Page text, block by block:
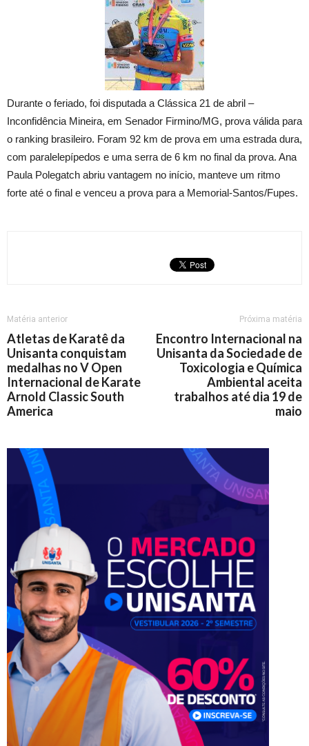
Durante o feriado, foi disputada a Clássica 21 de abril –
Inconfidência Mineira, em Senador Firmino/MG, prova válida para
o ranking brasileiro. Foram 92 km de prova em uma estrada dura,
com paralelepípedos e uma serra de 6 km no final da prova. Ana
Paula Polegatch abriu vantagem no início, manteve um ritmo
forte até o final e venceu a prova para a Memorial-Santos/Fupes.
Matéria anterior
Atletas de Karatê da
Unisanta conquistam
medalhas no V Open
Internacional de Karate
Arnold Classic South
America
Próxima matéria
Encontro Internacional na
Unisanta da Sociedade de
Toxicologia e Química
Ambiental aceita
trabalhos até dia 19 de
maio